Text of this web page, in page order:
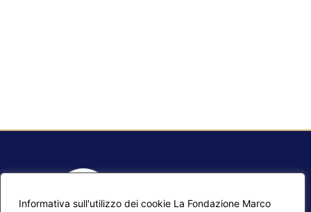
Informativa sull'utilizzo dei cookie La Fondazione Marco